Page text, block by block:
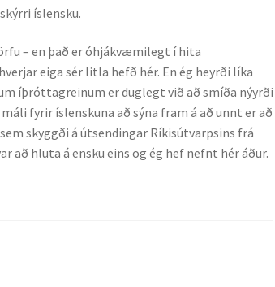
íslensku.
– en það er óhjákvæmilegt í hita
eiga sér litla hefð hér. En ég heyrði líka
íþróttagreinum er duglegt við að smíða nýyrði
fyrir íslenskuna að sýna fram á að unnt er að
skyggði á útsendingar Ríkisútvarpsins frá
að hluta á ensku eins og ég hef nefnt hér áður.